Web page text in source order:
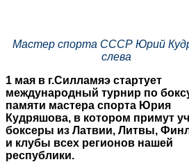
Мастер спорта СССР Юрий
слева
1 мая в г.Силламяэ стартует
международный турнир по
памяти мастера спорта Юрия
Кудряшова, в котором примут
боксеры из Латвии, Литвы,
и клубы всех регионов нашей
республики.